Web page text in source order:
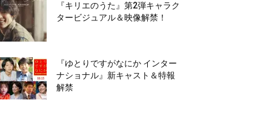
『キリエのうた』第2弾キャラク
タービジュアル＆映像解禁！
『ゆとりですがなにか インター
ナショナル』新キャスト＆特報
解禁